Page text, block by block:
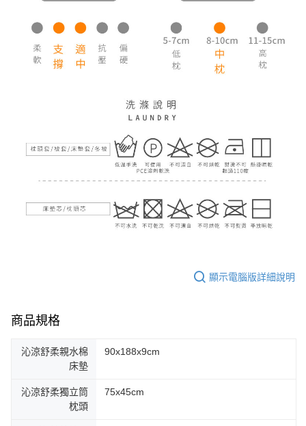
顯示電腦版詳細說明
商品規格
沁涼舒柔親水棉
床墊
90x188x9cm
沁涼舒柔獨立筒
枕頭
75x45cm